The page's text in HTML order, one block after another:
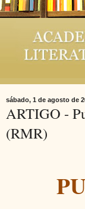
sábado, 1 de agosto de
ARTIGO -
(RMR)